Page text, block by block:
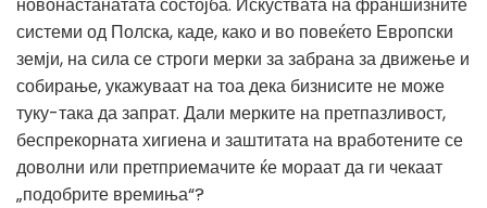
системи од Полска, каде, како и во повеќето Европски
земји, на сила се строги мерки за забрана за движење и
собирање, укажуваат на тоа дека бизнисите не може
туку-така да запрат. Дали мерките на претпазливост,
беспрекорната хигиена и заштитата на вработените се
доволни или претприемачите ќе мораат да ги чекаат
„подобрите времиња“?